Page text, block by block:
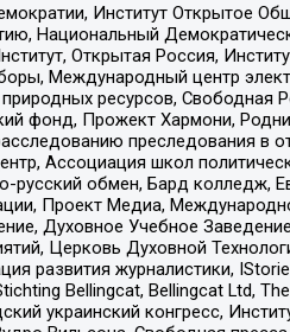
Институт Открытое
Национальный
Открытая Россия,
Международный центр
ресурсов, Свободная
фонд, Прожект Хармони,
преследования в
Ассоциация школ
русский обмен, Бард
Проект Медиа,
Духовное Учебное
Церковь Духовной
развития журналистики,
Bellingcat, Bellingcat Ltd,
украинский конгресс,